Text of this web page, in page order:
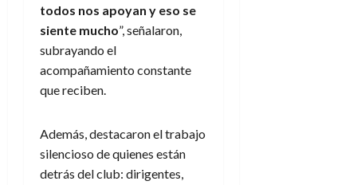
todos nos apoyan y eso se
siente mucho”, señalaron,
subrayando el
acompañamiento constante
que reciben.
Además, destacaron el trabajo
silencioso de quienes están
detrás del club: dirigentes,